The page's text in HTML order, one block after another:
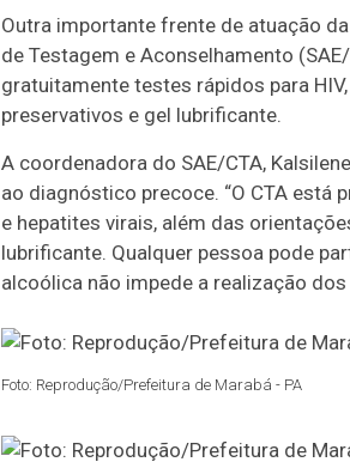
Outra importante frente de atuação
de Testagem e Aconselhamento
gratuitamente testes rápidos para
preservativos e gel lubrificante.
A coordenadora do SAE/CTA,
ao diagnóstico precoce. “O CTA está
e hepatites virais, além das
lubrificante. Qualquer pessoa pode
alcoólica não impede a realização
Foto: Reprodução/Prefeitura de Marabá - PA